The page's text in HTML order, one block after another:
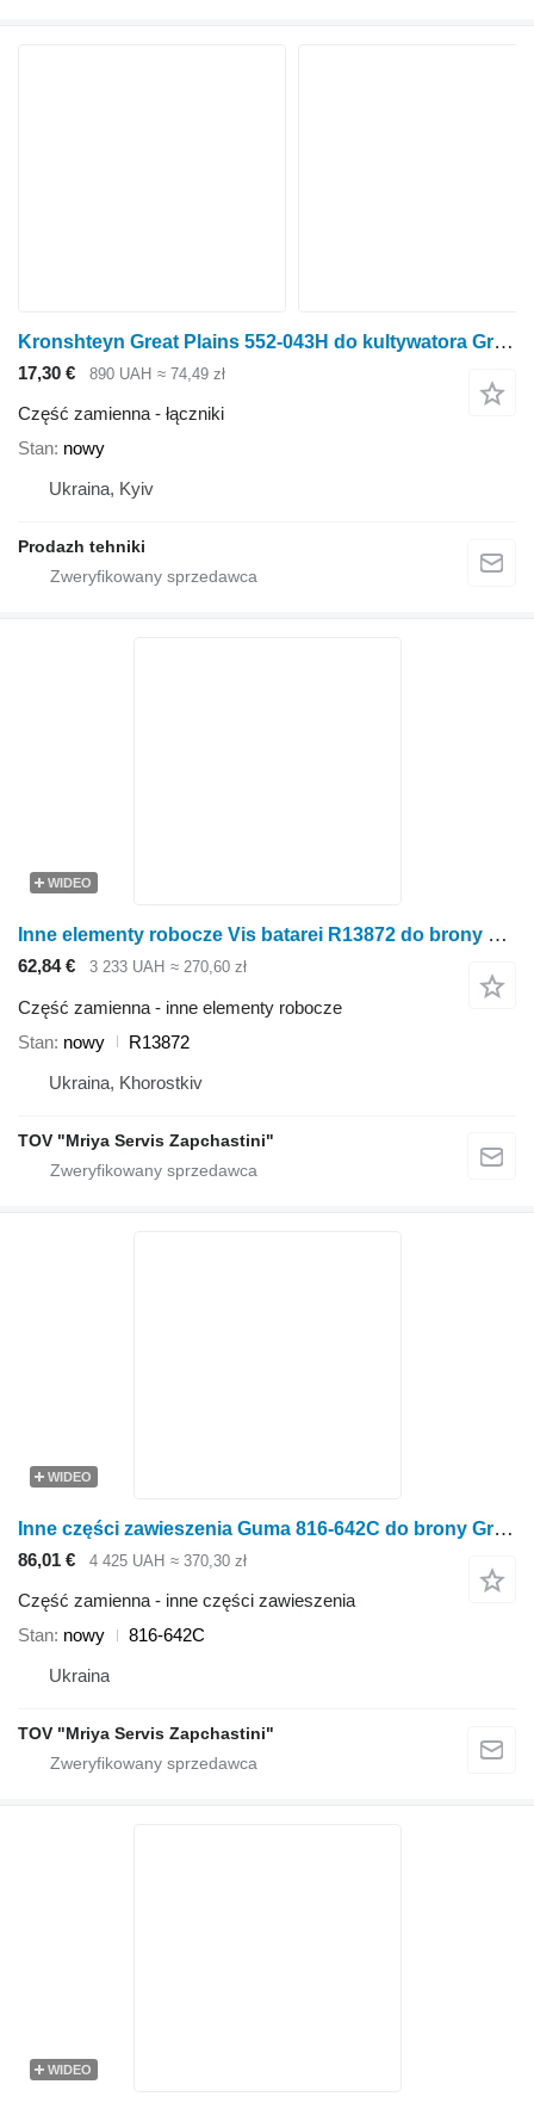
Kronshteyn Great Plains 552-043H do kultywatora Great Plains
17,30 € 890 UAH ≈ 74,49 zł
Część zamienna - łączniki
Stan nowy
Ukraina, Kyiv
Prodazh tehniki
WIDEO
Inne elementy robocze Vis batarei R13872 do brony Great Plains
62,84 € 3 233 UAH ≈ 270,60 zł
Część zamienna - inne elementy robocze
Stan nowy
R13872
Ukraina, Khorostkiv
TOV "Mriya Servis Zapchastini"
WIDEO
Inne części zawieszenia Guma 816-642C do brony Great Plains
86,01 € 4 425 UAH ≈ 370,30 zł
Część zamienna - inne części zawieszenia
Stan nowy
816-642C
Ukraina
TOV "Mriya Servis Zapchastini"
WIDEO